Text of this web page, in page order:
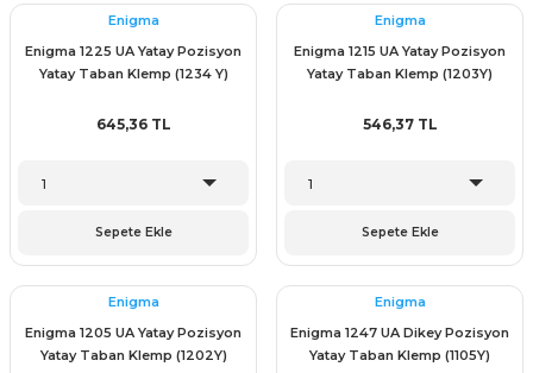
Enigma
Enigma 1225 UA Yatay Pozisyon
Yatay Taban Klemp (1234 Y)
645,36 TL
Sepete Ekle
Enigma
Enigma 1215 UA Yatay Pozisyon
Yatay Taban Klemp (1203Y)
546,37 TL
Sepete Ekle
Enigma
Enigma 1205 UA Yatay Pozisyon
Yatay Taban Klemp (1202Y)
Enigma
Enigma 1247 UA Dikey Pozisyon
Yatay Taban Klemp (1105Y)